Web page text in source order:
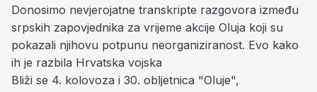
Donosimo nevjerojatne transkripte razgovora između
srpskih zapovjednika za vrijeme akcije Oluja koji su
pokazali njihovu potpunu neorganiziranost. Evo kako
ih je razbila Hrvatska vojska
Bliži se 4. kolovoza i 30. obljetnica "Oluje",